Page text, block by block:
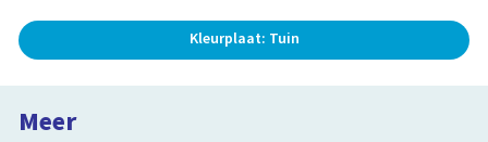
Kleurplaat: Tuin
Meer